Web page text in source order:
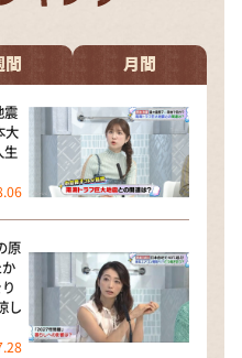
間 月間
震
大
生
原
し